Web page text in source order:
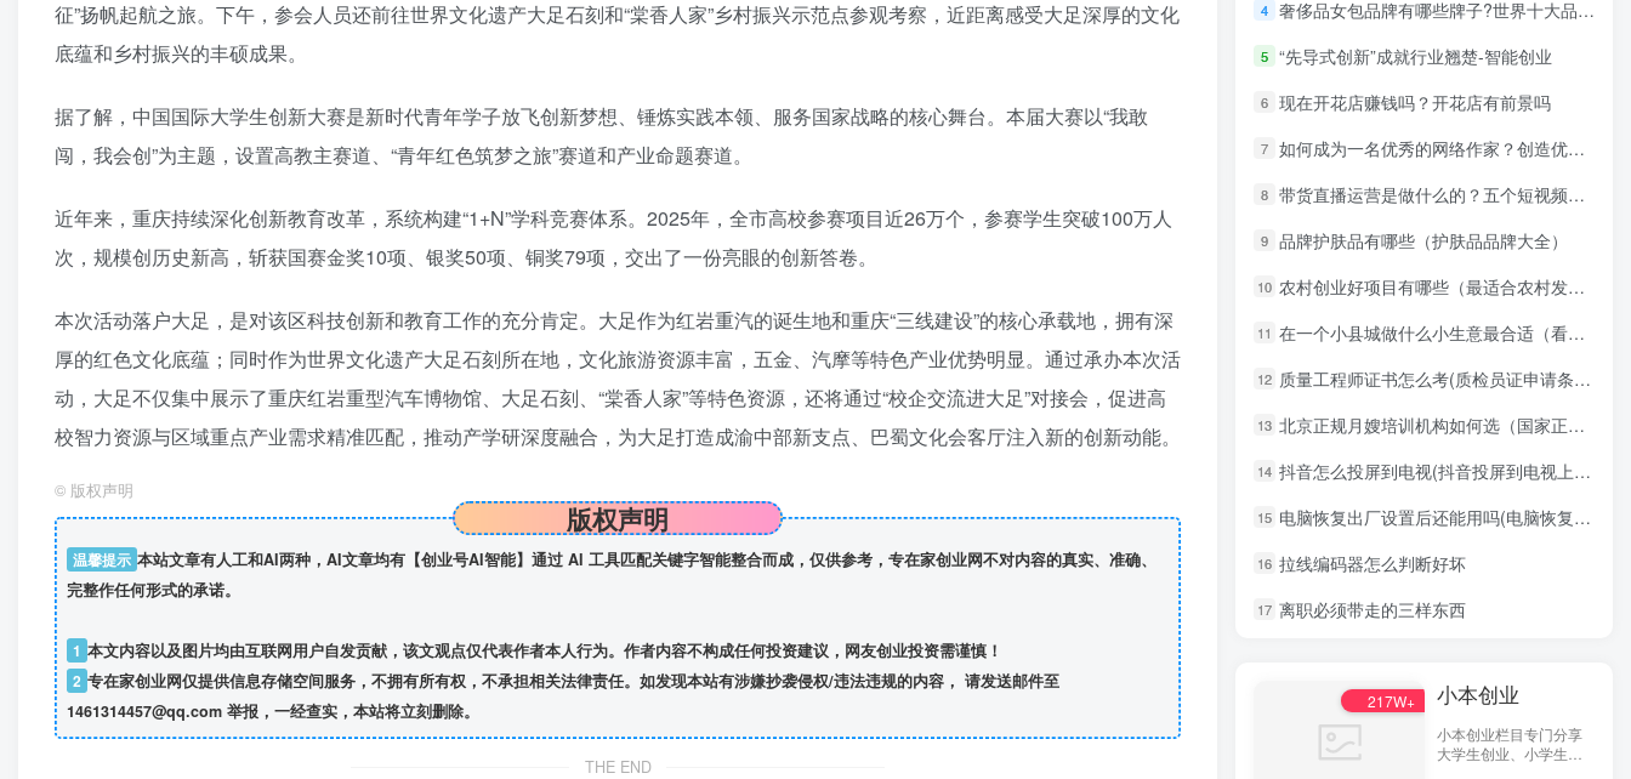
征”扬帆起航之旅。下午，参会人员还前往世界文化遗产大足石刻和“棠香人家”乡村振兴示范点参观考察，近距离感受大足深厚的文化
底蕴和乡村振兴的丰硕成果。
据了解，中国国际大学生创新大赛是新时代青年学子放飞创新梦想、锤炼实践本领、服务国家战略的核心舞台。本届大赛以“我敢
闯，我会创”为主题，设置高教主赛道、“青年红色筑梦之旅”赛道和产业命题赛道。
近年来，重庆持续深化创新教育改革，系统构建“1+N”学科竞赛体系。2025年，全市高校参赛项目近26万个，参赛学生突破100万人
次，规模创历史新高，斩获国赛金奖10项、银奖50项、铜奖79项，交出了一份亮眼的创新答卷。
本次活动落户大足，是对该区科技创新和教育工作的充分肯定。大足作为红岩重汽的诞生地和重庆“三线建设”的核心承载地，拥有深
厚的红色文化底蕴；同时作为世界文化遗产大足石刻所在地，文化旅游资源丰富，五金、汽摩等特色产业优势明显。通过承办本次活
动，大足不仅集中展示了重庆红岩重型汽车博物馆、大足石刻、“棠香人家”等特色资源，还将通过“校企交流进大足”对接会，促进高
校智力资源与区域重点产业需求精准匹配，推动产学研深度融合，为大足打造成渝中部新支点、巴蜀文化会客厅注入新的创新动能。
© 版权声明
版权声明
温馨提示 本站文章有人工和AI两种，AI文章均有【创业号AI智能】通过 AI 工具匹配关键字智能整合而成，仅供参考，专在家创业网不对内容的真实、准确、
完整作任何形式的承诺。
1 本文内容以及图片均由互联网用户自发贡献，该文观点仅代表作者本人行为。作者内容不构成任何投资建议，网友创业投资需谨慎！
2 专在家创业网仅提供信息存储空间服务，不拥有所有权，不承担相关法律责任。如发现本站有涉嫌抄袭侵权/违法违规的内容， 请发送邮件至
1461314457@qq.com 举报，一经查实，本站将立刻删除。
THE END
4 奢侈品女包品牌有哪些牌子?世界十大品牌女包排行榜
5 “先导式创新”成就行业翘楚-智能创业
6 现在开花店赚钱吗？开花店有前景吗
7 如何成为一名优秀的网络作家？创造优秀的文学作品的方法
8 带货直播运营是做什么的？五个短视频运营的必知概念
9 品牌护肤品有哪些（护肤品品牌大全）
10 农村创业好项目有哪些（最适合农村发展的项目）
11 在一个小县城做什么小生意最合适（看看这个创业思路）
12 质量工程师证书怎么考(质检员证申请条件)
13 北京正规月嫂培训机构如何选（国家正规的月嫂培训机构）
14 抖音怎么投屏到电视(抖音投屏到电视上解决方案)
15 电脑恢复出厂设置后还能用吗(电脑恢复出厂设置)
16 拉线编码器怎么判断好坏
17 离职必须带走的三样东西
217W+ 小本创业
小本创业栏目专门分享
大学生创业、小学生创